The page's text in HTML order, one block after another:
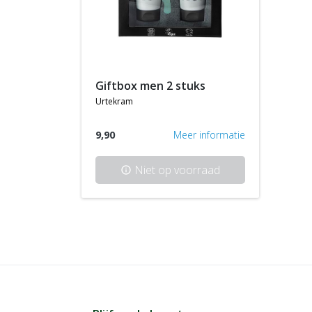
giftbox men 2 stuks
urtekram
9,90 Meer informatie
info Niet op voorraad